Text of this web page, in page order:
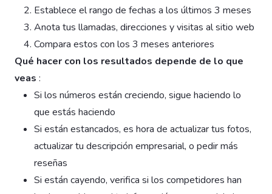
Establece el rango de fechas a los últimos 3 meses
Anota tus llamadas, direcciones y visitas al sitio web
Compara estos con los 3 meses anteriores
Qué hacer con los resultados depende de lo que
veas :
Si los números están creciendo, sigue haciendo lo
que estás haciendo
Si están estancados, es hora de actualizar tus fotos,
actualizar tu descripción empresarial, o pedir más
reseñas
Si están cayendo, verifica si los competidores han